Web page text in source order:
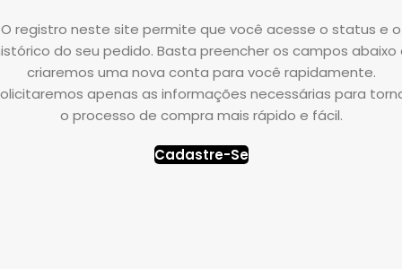
O registro neste site permite que você acesse o status e o
do seu pedido. Basta preencher os campos abaixo
criaremos uma nova conta para você rapidamente.
apenas as informações necessárias para
o processo de compra mais rápido e fácil.
Cadastre-Se